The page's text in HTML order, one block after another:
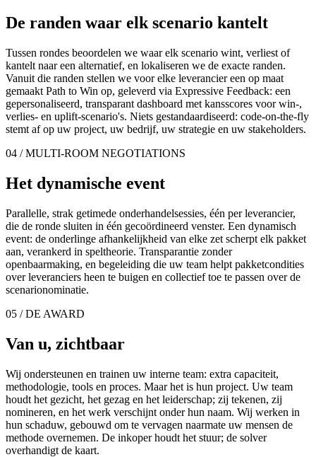
De randen waar elk scenario kantelt
Tussen rondes beoordelen we waar elk scenario wint, verliest of
kantelt naar een alternatief, en lokaliseren we de exacte randen.
Vanuit die randen stellen we voor elke leverancier een op maat
gemaakt Path to Win op, geleverd via Expressive Feedback: een
gepersonaliseerd, transparant dashboard met kansscores voor win-,
verlies- en uplift-scenario's. Niets gestandaardiseerd: code-on-the-fly
stemt af op uw project, uw bedrijf, uw strategie en uw stakeholders.
04 / MULTI-ROOM NEGOTIATIONS
Het dynamische event
Parallelle, strak getimede onderhandelsessies, één per leverancier,
die de ronde sluiten in één gecoördineerd venster. Een dynamisch
event: de onderlinge afhankelijkheid van elke zet scherpt elk pakket
aan, verankerd in speltheorie. Transparantie zonder
openbaarmaking, en begeleiding die uw team helpt pakketcondities
over leveranciers heen te buigen en collectief toe te passen over de
scenarionominatie.
05 / DE AWARD
Van u, zichtbaar
Wij ondersteunen en trainen uw interne team: extra capaciteit,
methodologie, tools en proces. Maar het is hun project. Uw team
houdt het gezicht, het gezag en het leiderschap; zij tekenen, zij
nomineren, en het werk verschijnt onder hun naam. Wij werken in
hun schaduw, gebouwd om te vervagen naarmate uw mensen de
methode overnemen. De inkoper houdt het stuur; de solver
overhandigt de kaart.